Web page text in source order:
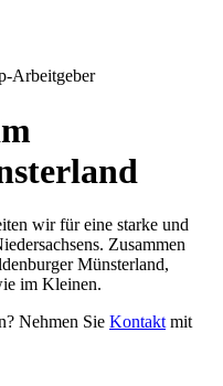
Arbeitgeber
wir für eine starke und
Zusammen
Münsterland,
im Kleinen.
Nehmen Sie Kontakt mit